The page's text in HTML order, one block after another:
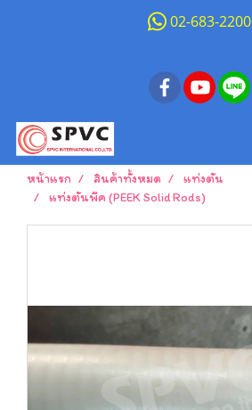
02-683-2200
หน้าแรก สินค้าทั้งหมด
แท่งตัน
แท่งตันพีค (PEEK Solid Rods)